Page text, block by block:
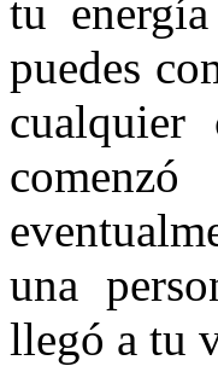
tu
puedes
cualquier
una
llegó a tu